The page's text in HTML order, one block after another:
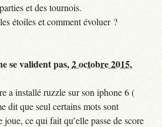
et des tournois.
étoiles et comment évoluer ?
se valident pas,2 octobre 2015,
a installé ruzzle sur son iphone 6 (
dit que seul certains mots sont
joue, ce qui fait qu’elle passe de score